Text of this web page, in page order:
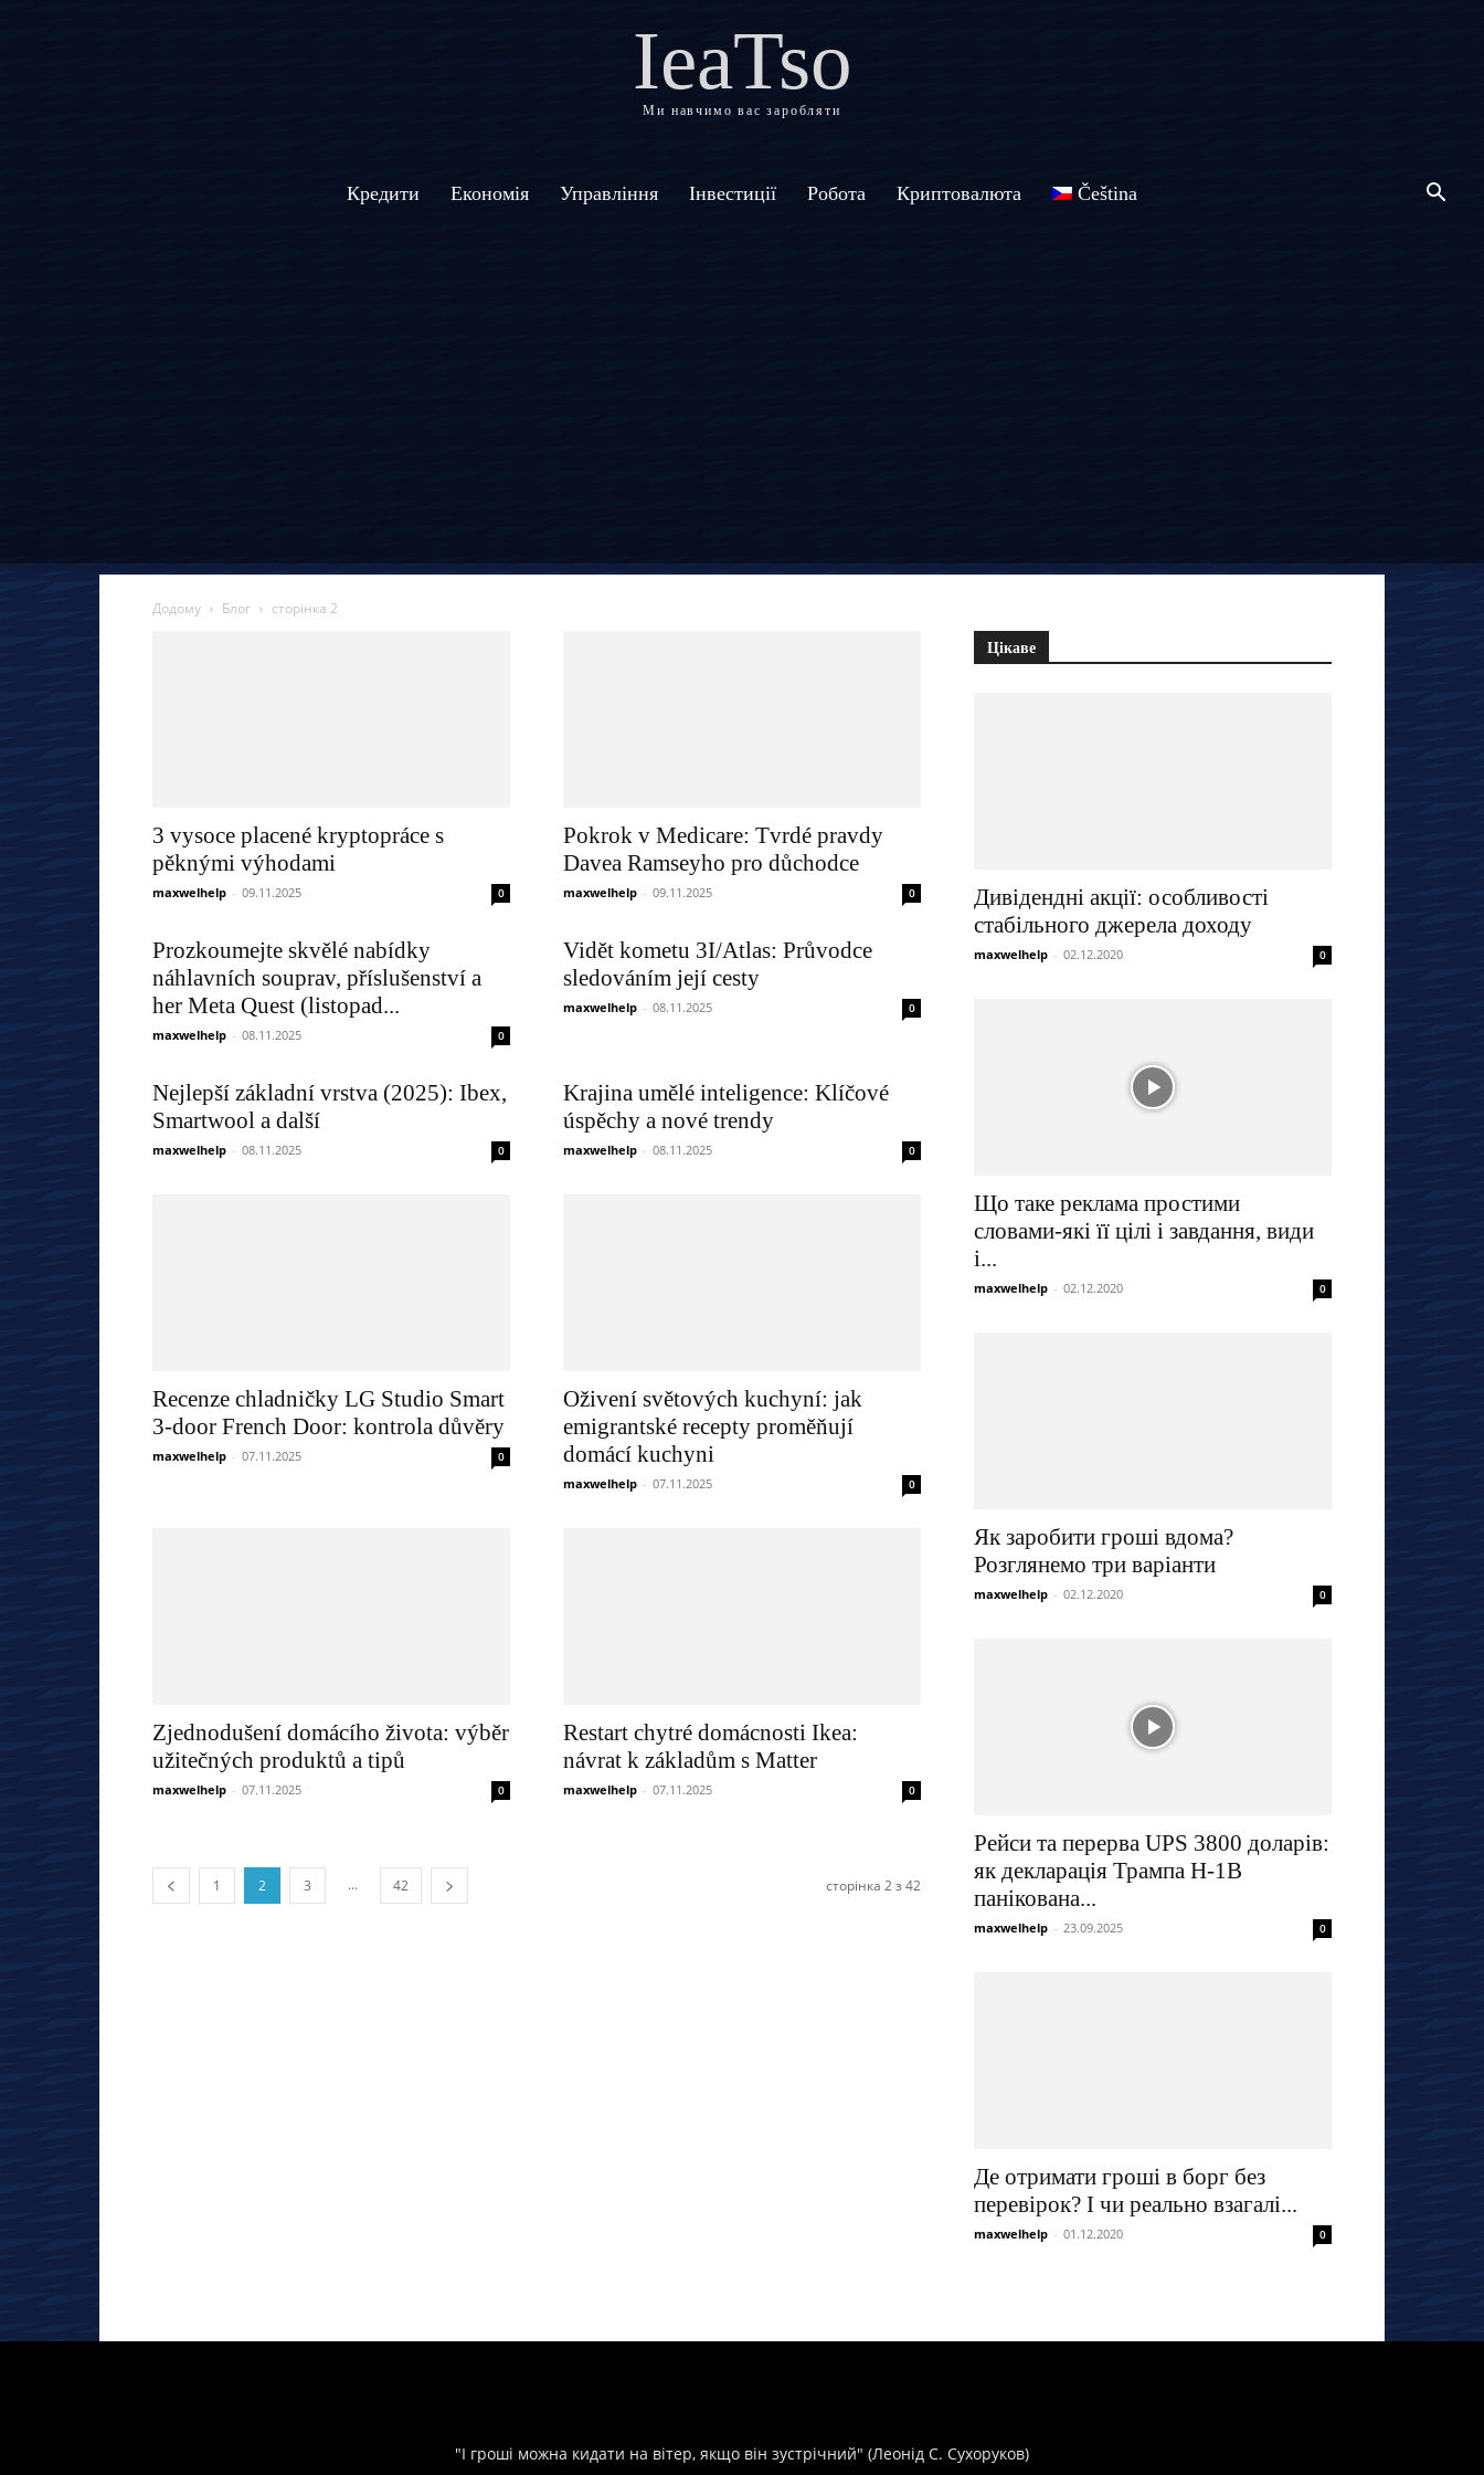
IeaTso
Ми навчимо вас заробляти
Кредити Економія Управління Інвестиції Робота Криптовалюта Čeština
Додому Блог сторінка 2
3 vysoce placené kryptopráce s
pěknými výhodami
maxwelhelp - 09.11.2025 0
Pokrok v Medicare: Tvrdé pravdy
Davea Ramseyho pro důchodce
maxwelhelp - 09.11.2025 0
Prozkoumejte skvělé nabídky
náhlavních souprav, příslušenství a
her Meta Quest (listopad...
maxwelhelp - 08.11.2025 0
Vidět kometu 3I/Atlas: Průvodce
sledováním její cesty
maxwelhelp - 08.11.2025 0
Nejlepší základní vrstva (2025): Ibex,
Smartwool a další
maxwelhelp - 08.11.2025 0
Krajina umělé inteligence: Klíčové
úspěchy a nové trendy
maxwelhelp - 08.11.2025 0
Recenze chladničky LG Studio Smart
3-door French Door: kontrola důvěry
maxwelhelp - 07.11.2025 0
Oživení světových kuchyní: jak
emigrantské recepty proměňují
domácí kuchyni
maxwelhelp - 07.11.2025 0
Zjednodušení domácího života: výběr
užitečných produktů a tipů
maxwelhelp - 07.11.2025 0
Restart chytré domácnosti Ikea:
návrat k základům s Matter
maxwelhelp - 07.11.2025 0
1 2 3 ... 42 сторінка 2 з 42
Цікаве
Дивідендні акції: особливості
стабільного джерела доходу
maxwelhelp - 02.12.2020 0
Що таке реклама простими
словами-які її цілі і завдання, види
і...
maxwelhelp - 02.12.2020 0
Як заробити гроші вдома?
Розглянемо три варіанти
maxwelhelp - 02.12.2020 0
Рейси та перерва UPS 3800 доларів:
як декларація Трампа H-1B
панікована...
maxwelhelp - 23.09.2025 0
Де отримати гроші в борг без
перевірок? І чи реально взагалі...
maxwelhelp - 01.12.2020 0
"І гроші можна кидати на вітер, якщо він зустрічний" (Леонід С. Сухоруков)